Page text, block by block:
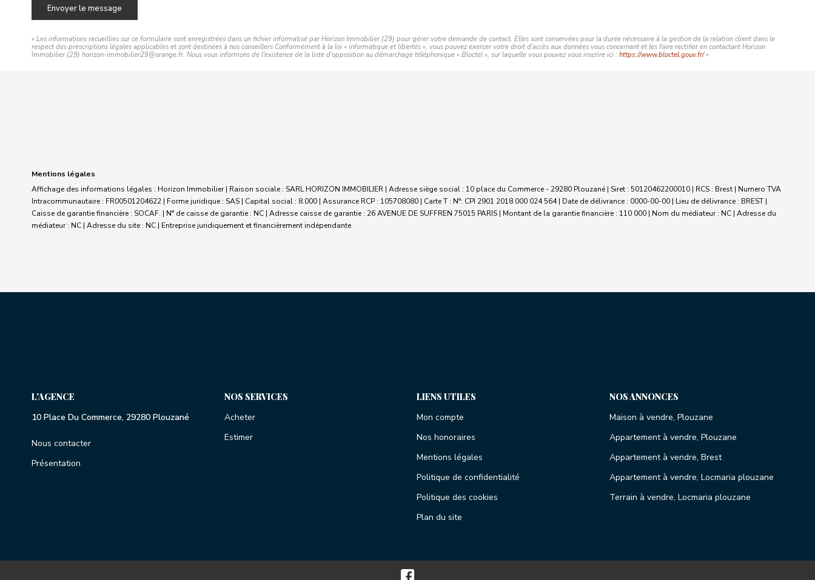
Envoyer le message
« Les informations recueillies sur ce formulaire sont enregistrées dans un fichier informatisé par Horizon Immobilier (29) pour gérer votre demande de contact. Elles sont conservées pour la durée nécessaire à la gestion de la relation client dans le
respect des prescriptions légales applicables et sont destinées à nos conseillers Conformément à la loi « informatique et libertés », vous pouvez exercer votre droit d'accès aux données vous concernant et les faire rectifier en contactant Horizon
Immobilier (29) horizon-immobilier29@orange.fr. Nous vous informons de l'existence de la liste d'opposition au démarchage téléphonique « Bloctel », sur laquelle vous pouvez vous inscrire ici : https://www.bloctel.gouv.fr/»
Mentions légales
Affichage des informations légales : Horizon Immobilier | Raison sociale : SARL HORIZON IMMOBILIER | Adresse siège social : 10 place du Commerce - 29280 Plouzané | Siret : 50120462200010 | RCS : Brest | Numero TVA
Intracommunautaire : FR00501204622 | Forme juridique : SAS | Capital social : 8.000 | Assurance RCP : 105708080 | Carte T : N°: CPI 2901 2018 000 024 564 | Date de délivrance : 0000-00-00 | Lieu de délivrance : BREST |
Caisse de garantie financière : SOCAF. | N° de caisse de garantie : NC | Adresse caisse de garantie : 26 AVENUE DE SUFFREN 75015 PARIS | Montant de la garantie financière : 110 000 | Nom du médiateur : NC | Adresse du
médiateur : NC | Adresse du site : NC | Entreprise juridiquement et financièrement indépendante
L'AGENCE
10 Place Du Commerce, 29280 Plouzané
Nous contacter
Présentation
NOS SERVICES
Acheter
Estimer
LIENS UTILES
Mon compte
Nos honoraires
Mentions légales
Politique de confidentialité
Politique des cookies
Plan du site
NOS ANNONCES
Maison à vendre, Plouzane
Appartement à vendre, Plouzane
Appartement à vendre, Brest
Appartement à vendre, Locmaria plouzane
Terrain à vendre, Locmaria plouzane